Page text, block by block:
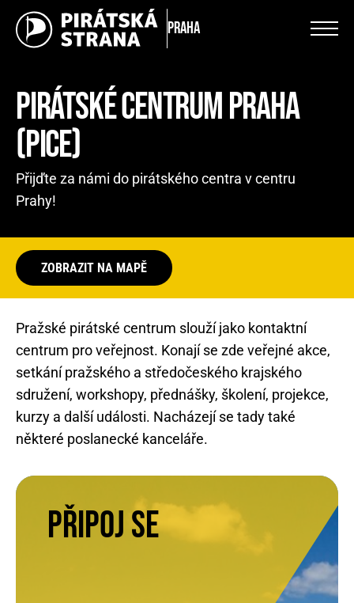
Praha
PIRÁTSKÉ CENTRUM PRAHA
(PICE)
Přijďte za námi do pirátského centra v centru
Prahy!
ZOBRAZIT NA MAPĚ
Pražské pirátské centrum slouží jako kontaktní
centrum pro veřejnost. Konají se zde veřejné akce,
setkání pražského a středočeského krajského
sdružení, workshopy, přednášky, školení, projekce,
kurzy a další události. Nacházejí se tady také
některé poslanecké kanceláře.
Připoj seHledáme příznivce, členy i dobrovolníky!
pirátských akcí - navštivte náš kalendář!
Zapojte se! Nejrychlejší cesta je přes